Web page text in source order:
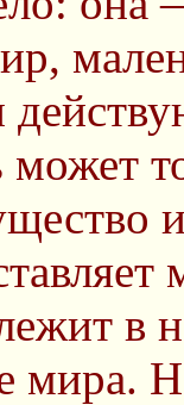
может
в
мира.